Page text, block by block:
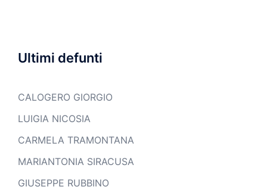
Ultimi defunti
CALOGERO GIORGIO
LUIGIA NICOSIA
CARMELA TRAMONTANA
MARIANTONIA SIRACUSA
GIUSEPPE RUBBINO